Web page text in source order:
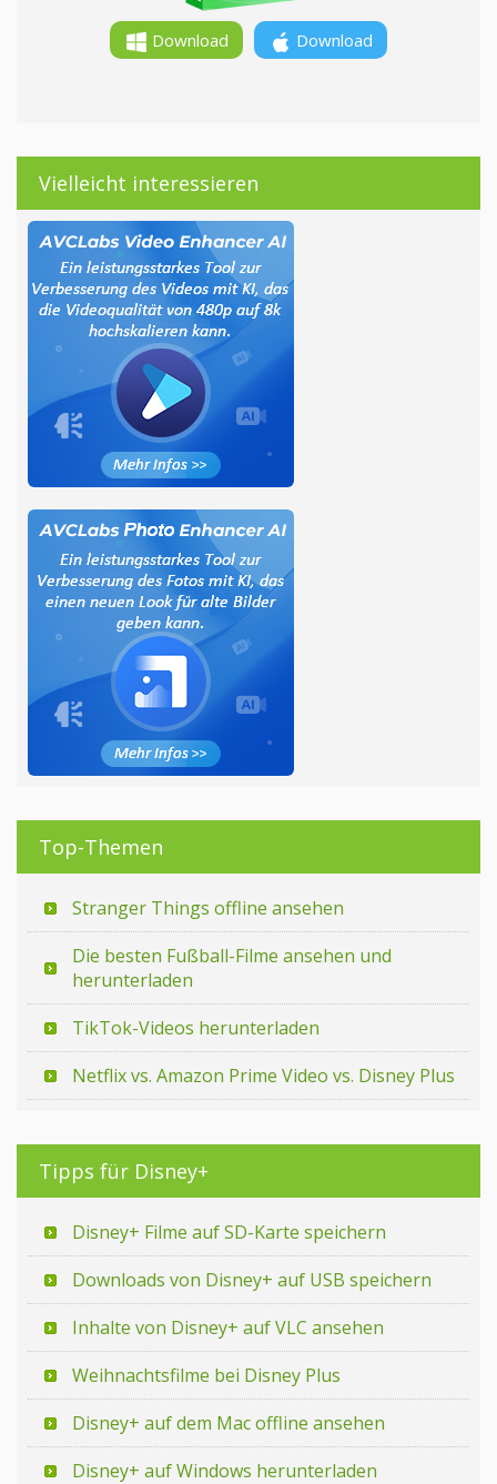
Download Download
Vielleicht interessieren
Top-Themen
Stranger Things offline ansehen
Die besten Fußball-Filme ansehen und
herunterladen
TikTok-Videos herunterladen
Netflix vs. Amazon Prime Video vs. Disney Plus
Tipps für Disney+
Disney+ Filme auf SD-Karte speichern
Downloads von Disney+ auf USB speichern
Inhalte von Disney+ auf VLC ansehen
Weihnachtsfilme bei Disney Plus
Disney+ auf dem Mac offline ansehen
Disney+ auf Windows herunterladen